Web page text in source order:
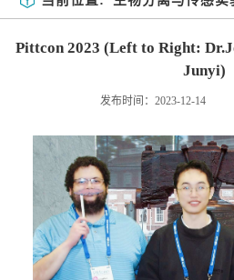
Pittcon 2023 (Left to Right:
Junyi)
发布时间：2023-12-14